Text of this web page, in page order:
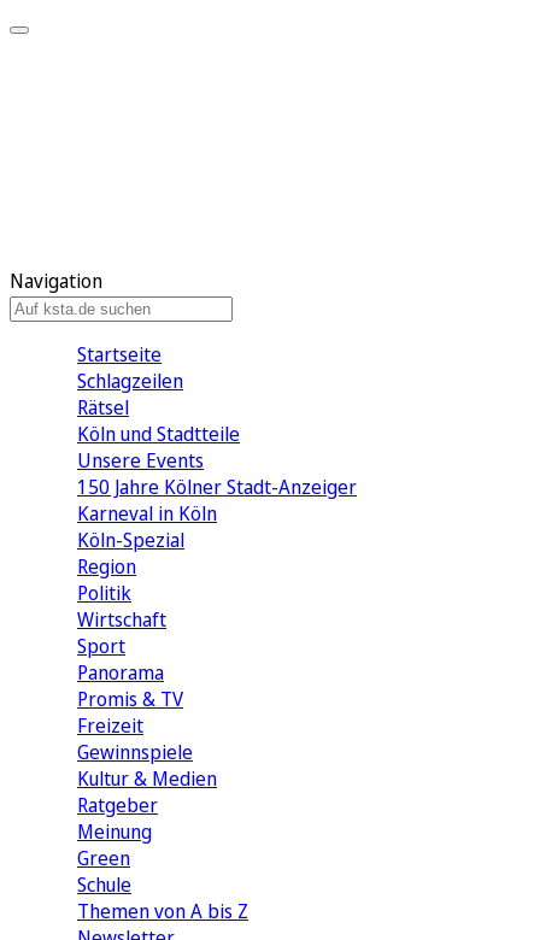
Navigation
Startseite
Schlagzeilen
Rätsel
Köln und Stadtteile
Unsere Events
150 Jahre Kölner Stadt-Anzeiger
Karneval in Köln
Köln-Spezial
Region
Politik
Wirtschaft
Sport
Panorama
Promis & TV
Freizeit
Gewinnspiele
Kultur & Medien
Ratgeber
Meinung
Green
Schule
Themen von A bis Z